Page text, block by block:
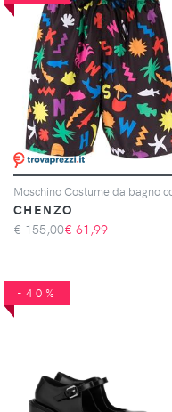
CHENZO
€ 155,00€ 61,99
-40%